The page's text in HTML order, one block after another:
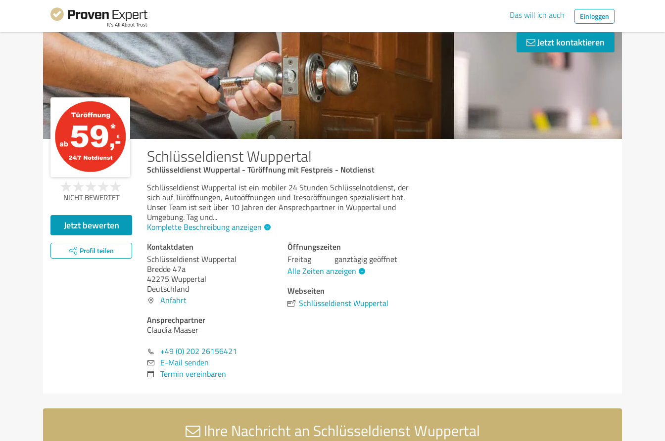
Das will ich auch Einloggen
Jetzt kontaktieren
Schlüsseldienst Wuppertal
Schlüsseldienst Wuppertal - Türöffnung mit Festpreis - Notdienst
NICHT BEWERTET
Jetzt bewerten
Profil teilen
Schlüsseldienst Wuppertal ist ein mobiler 24 Stunden Schlüsselnotdienst, der
sich auf Türöffnungen, Autoöffnungen und Tresoröffnungen spezialisiert hat.
Unser Team ist seit über 10 Jahren der Ansprechpartner in Wuppertal und
Umgebung. Tag und...
Komplette Beschreibung anzeigen
Kontaktdaten
Schlüsseldienst Wuppertal
Bredde 47a
42275 Wuppertal
Deutschland
Anfahrt
Ansprechpartner
Claudia Maaser
+49 (0) 202 26156421
E-Mail senden
Termin vereinbaren
Öffnungszeiten
Freitag
ganztägig geöffnet
Alle Zeiten anzeigen
Webseiten
Schlüsseldienst Wuppertal
Ihre Nachricht an Schlüsseldienst Wuppertal